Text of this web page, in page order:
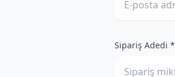
Sipariş Adedi *